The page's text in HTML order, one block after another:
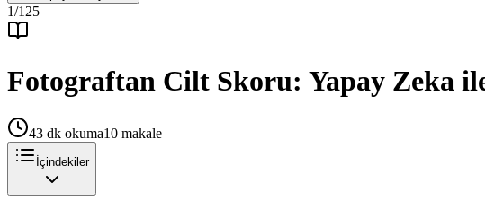
1/125
Fotograftan Cilt Skoru: Yapay Zeka ile
43 dk okuma10 makale
İçindekiler